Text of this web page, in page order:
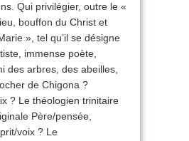
Qui privilégier, outre le «
bouffon du Christ et
», tel qu’il se désigne
immense poète,
des arbres, des abeilles,
de Chigona ?
? Le théologien trinitaire
Père/pensée,
voix ? Le